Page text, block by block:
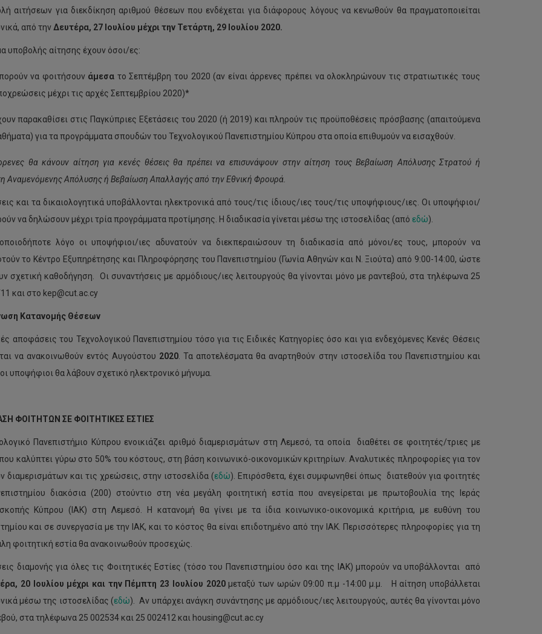
αιτήσεων για διεκδίκηση αριθμού θέσεων που ενδέχεται για διάφορους λόγους να κενωθούν θα πραγματοποιείται
από την Δευτέρα, 27 Ιουλίου μέχρι την Τετάρτη, 29 Ιουλίου 2020.
υποβολής αίτησης έχουν όσοι/ες:
να φοιτήσουν άμεσα το Σεπτέμβρη του 2020 (αν είναι άρρενες πρέπει να ολοκληρώνουν τις στρατιωτικές τους
μέχρι τις αρχές Σεπτεμβρίου 2020)*
παρακαθίσει στις Παγκύπριες Εξετάσεις του 2020 (ή 2019) και πληρούν τις προϋποθέσεις πρόσβασης (απαιτούμενα
για τα προγράμματα σπουδών του Τεχνολογικού Πανεπιστημίου Κύπρου στα οποία επιθυμούν να εισαχθούν.
θα κάνουν αίτηση για κενές θέσεις θα πρέπει να επισυνάψουν στην αίτηση τους Βεβαίωση Απόλυσης Στρατού ή
Αναμενόμενης Απόλυσης ή Βεβαίωση Απαλλαγής από την Εθνική Φρουρά.
και τα δικαιολογητικά υποβάλλονται ηλεκτρονικά από τους/τις ίδιους/ιες τους/τις υποψήφιους/ιες. Οι υποψήφιοι/
να δηλώσουν μέχρι τρία προγράμματα προτίμησης. Η διαδικασία γίνεται μέσω της ιστοσελίδας (από εδώ).
λόγο οι υποψήφιοι/ιες αδυνατούν να διεκπεραιώσουν τη διαδικασία από μόνοι/ες τους, μπορούν να
το Κέντρο Εξυπηρέτησης και Πληροφόρησης του Πανεπιστημίου (Γωνία Αθηνών και Ν. Ξιούτα) από 9:00-14:00, ώστε
σχετική καθοδήγηση. Οι συναντήσεις με αρμόδιους/ιες λειτουργούς θα γίνονται μόνο με ραντεβού, στα τηλέφωνα 25
και στο kep@cut.ac.cy
Κατανομής Θέσεων
αποφάσεις του Τεχνολογικού Πανεπιστημίου τόσο για τις Ειδικές Κατηγορίες όσο και για ενδεχόμενες Κενές Θέσεις
να ανακοινωθούν εντός Αυγούστου 2020 . Τα αποτελέσματα θα αναρτηθούν στην ιστοσελίδα του Πανεπιστημίου και
υποψήφιοι θα λάβουν σχετικό ηλεκτρονικό μήνυμα.
ΦΟΙΤΗΤΩΝ ΣΕ ΦΟΙΤΗΤΙΚΕΣ ΕΣΤΙΕΣ
Πανεπιστήμιο Κύπρου ενοικιάζει αριθμό διαμερισμάτων στη Λεμεσό, τα οποία διαθέτει σε φοιτητές/τριες με
που καλύπτει γύρω στο 50% του κόστους, στη βάση κοινωνικό-οικονομικών κριτηρίων. Αναλυτικές πληροφορίες για τον
διαμερισμάτων και τις χρεώσεις, στην ιστοσελίδα (εδώ). Επιρόσθετα, έχει συμφωνηθεί όπως διατεθούν για φοιτητές
διακόσια (200) στούντιο στη νέα μεγάλη φοιτητική εστία που ανεγείρεται με πρωτοβουλία της Ιεράς
Κύπρου (ΙΑΚ) στη Λεμεσό. Η κατανομή θα γίνει με τα ίδια κοινωνικο-οικονομικά κριτήρια, με ευθύνη του
και σε συνεργασία με την ΙΑΚ, και το κόστος θα είναι επιδοτημένο από την ΙΑΚ. Περισσότερες πληροφορίες για τη
φοιτητική εστία θα ανακοινωθούν προσεχώς.
διαμονής για όλες τις Φοιτητικές Εστίες (τόσο του Πανεπιστημίου όσο και της ΙΑΚ) μπορούν να υποβάλλονται από
20 Ιουλίου μέχρι και την Πέμπτη 23 Ιουλίου 2020μεταξύ των ωρών 09:00 π.μ -14:00 μ.μ. Η αίτηση υποβάλλεται
μέσω της ιστοσελίδας (εδώ). Αν υπάρχει ανάγκη συνάντησης με αρμόδιους/ιες λειτουργούς, αυτές θα γίνονται μόνο
στα τηλέφωνα 25 002534 και 25 002412 και housing@cut.ac.cy